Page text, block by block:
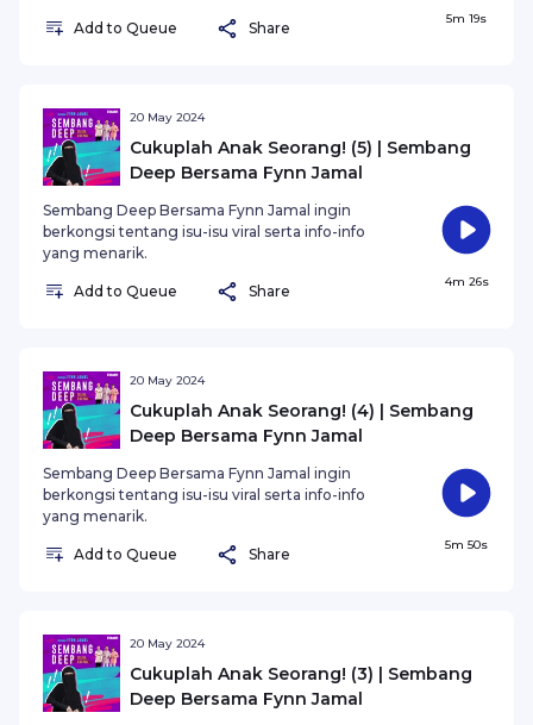
Add to Queue Share
5m 19s
20 May 2024
Cukuplah Anak Seorang! (5) | Sembang
Deep Bersama Fynn Jamal
Sembang Deep Bersama Fynn Jamal ingin
berkongsi tentang isu-isu viral serta info-info
yang menarik.
Add to Queue Share
4m 26s
20 May 2024
Cukuplah Anak Seorang! (4) | Sembang
Deep Bersama Fynn Jamal
Sembang Deep Bersama Fynn Jamal ingin
berkongsi tentang isu-isu viral serta info-info
yang menarik.
Add to Queue Share
5m 50s
20 May 2024
Cukuplah Anak Seorang! (3) | Sembang
Deep Bersama Fynn Jamal